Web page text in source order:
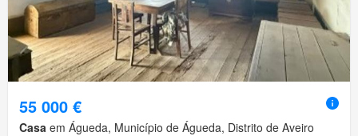
55 000 €
Casa em Águeda, Município de Águeda, Distrito de Aveiro